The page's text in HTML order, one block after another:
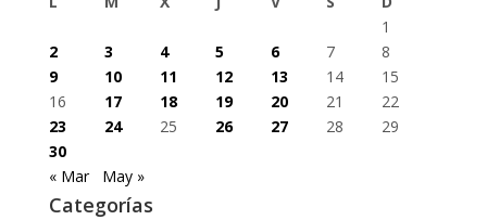
1
2
3 4 5 6 7
8
9
10 11 12 13 14
15
16
17 18 19 20 21
22
23
24 25 26 27 28
29
30
« Mar
May »
Categorías